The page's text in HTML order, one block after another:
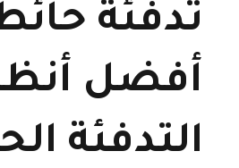
تدفئة
أفضل
التدفئة